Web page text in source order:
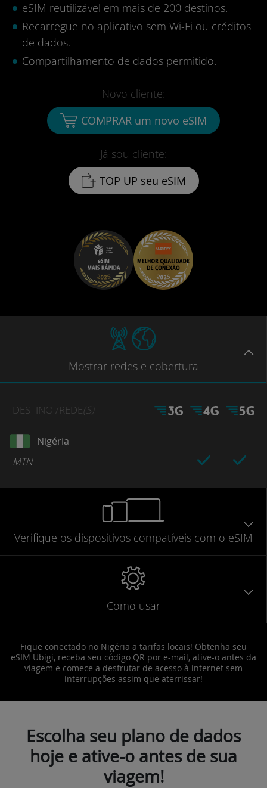
eSIM reutilizável em mais de 200 destinos.
Recarregue no aplicativo sem Wi-Fi ou créditos
de dados.
Compartilhamento de dados permitido.
Já sou cliente:
TOP UP seu eSIM
Novo cliente:
COMPRAR um novo eSIM
Mostrar redes e cobertura
DESTINO /REDE(S)
Nigéria
MTN
Verifique os dispositivos compatíveis com o eSIM
Como usar
Fique conectado no Nigéria a tarifas locais! Obtenha seu
eSIM Ubigi, receba seu código QR por e-mail, ative-o antes da
viagem e comece a desfrutar de acesso à internet sem
interrupções assim que aterrissar!
Escolha seu plano de dados
hoje e ative-o antes de sua
viagem!